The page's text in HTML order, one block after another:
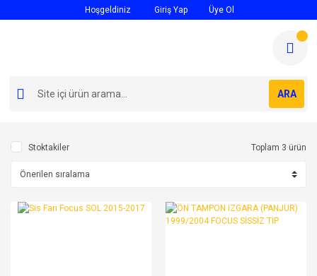
Hoşgeldiniz Giriş Yap Üye Ol
ARA
Stoktakiler Toplam 3 ürün